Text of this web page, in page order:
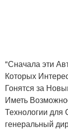
"Сначала эти
Которых
Гонятся за
Иметь
Технологии для
генеральный